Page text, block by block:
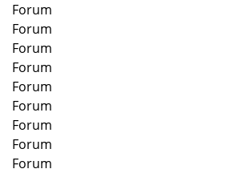
Forum
Forum
Forum
Forum
Forum
Forum
Forum
Forum
Forum